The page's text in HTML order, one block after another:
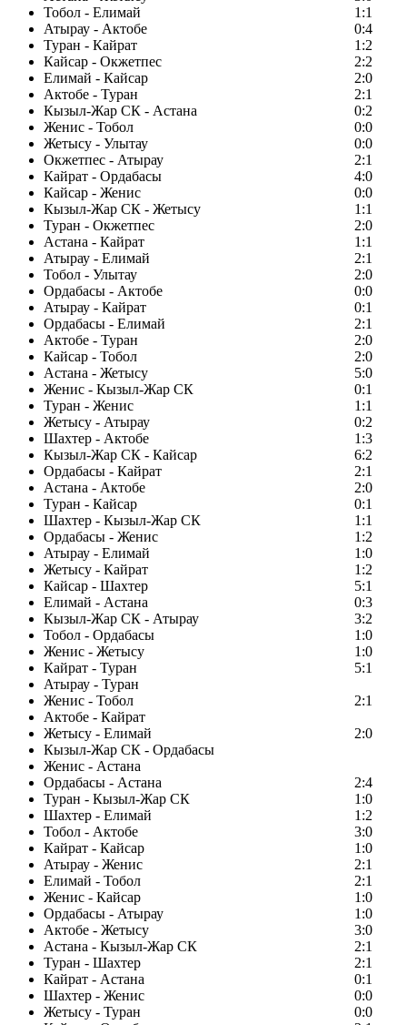
Тобол - Елимай
1:1
Атырау - Актобе
0:4
Туран - Кайрат
1:2
Кайсар - Окжетпес
2:2
Елимай - Кайсар
2:0
Актобе - Туран
2:1
Кызыл-Жар СК - Астана
0:2
Женис - Тобол
0:0
Жетысу - Улытау
0:0
Окжетпес - Атырау
2:1
Кайрат - Ордабасы
4:0
Кайсар - Женис
0:0
Кызыл-Жар СК - Жетысу
1:1
Туран - Окжетпес
2:0
Астана - Кайрат
1:1
Атырау - Елимай
2:1
Тобол - Улытау
2:0
Ордабасы - Актобе
0:0
Атырау - Кайрат
0:1
Ордабасы - Елимай
2:1
Актобе - Туран
2:0
Кайсар - Тобол
2:0
Астана - Жетысу
5:0
Женис - Кызыл-Жар СК
0:1
Туран - Женис
1:1
Жетысу - Атырау
0:2
Шахтер - Актобе
1:3
Кызыл-Жар СК - Кайсар
6:2
Ордабасы - Кайрат
2:1
Астана - Актобе
2:0
Туран - Кайсар
0:1
Шахтер - Кызыл-Жар СК
1:1
Ордабасы - Женис
1:2
Атырау - Елимай
1:0
Жетысу - Кайрат
1:2
Кайсар - Шахтер
5:1
Елимай - Астана
0:3
Кызыл-Жар СК - Атырау
3:2
Тобол - Ордабасы
1:0
Женис - Жетысу
1:0
Кайрат - Туран
5:1
Атырау - Туран
Женис - Тобол
2:1
Актобе - Кайрат
Жетысу - Елимай
2:0
Кызыл-Жар СК - Ордабасы
Женис - Астана
Ордабасы - Астана
2:4
Туран - Кызыл-Жар СК
1:0
Шахтер - Елимай
1:2
Тобол - Актобе
3:0
Кайрат - Кайсар
1:0
Атырау - Женис
2:1
Елимай - Тобол
2:1
Женис - Кайсар
1:0
Ордабасы - Атырау
1:0
Актобе - Жетысу
3:0
Астана - Кызыл-Жар СК
2:1
Туран - Шахтер
2:1
Кайрат - Астана
0:1
Шахтер - Женис
0:0
Жетысу - Туран
0:0